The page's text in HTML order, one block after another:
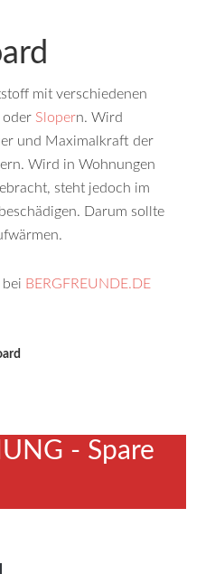
mit verschiedenen
oder Slopern. Wird
und Maximalkraft der
Wird in Wohnungen
steht jedoch im
Darum sollte
BERGFREUNDE.DE
- Spare